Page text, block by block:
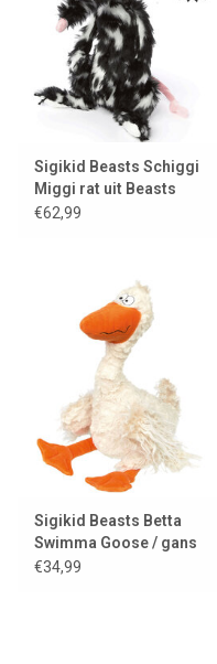
Sigikid Beasts Schiggi
Miggi rat uit Beasts
Town
€62,99
Sigikid Beasts Betta
Swimma Goose / gans
€34,99